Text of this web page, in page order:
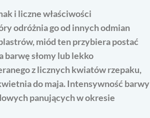
i liczne właściwości
odróżnia go od innych odmian
miód ten przybiera postać
barwę słomy lub lekko
z licznych kwiatów rzepaku,
do maja. Intensywność barwy
panujących w okresie